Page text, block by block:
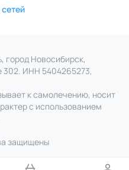
город Новосибирск,
302. ИНН 5404265273,
к самолечению, носит
с использованием
защищены